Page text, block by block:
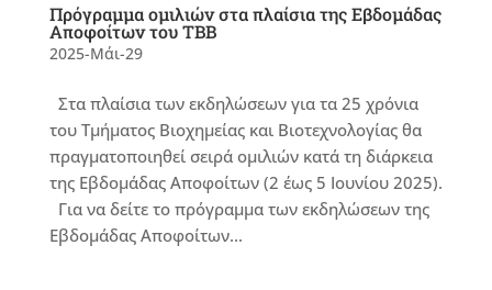
Πρόγραμμα ομιλιών στα πλαίσια της Εβδομάδας
Αποφοίτων του ΤΒΒ
2025-Μάι-29
Στα πλαίσια των εκδηλώσεων για τα 25 χρόνια
του Τμήματος Βιοχημείας και Βιοτεχνολογίας θα
πραγματοποιηθεί σειρά ομιλιών κατά τη διάρκεια
της Εβδομάδας Αποφοίτων (2 έως 5 Ιουνίου 2025).
Για να δείτε το πρόγραμμα των εκδηλώσεων της
Εβδομάδας Αποφοίτων...